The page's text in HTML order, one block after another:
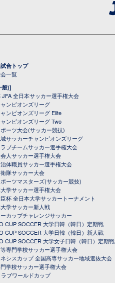
合トップ
一覧
般)]
JFA 全日本サッカー選手権大会
ンピオンズリーグ
ンピオンズリーグ Elite
ンピオンズリーグ Two
ーツ大会(サッカー競技)
サッカーチャンピオンズリーグ
ブチームサッカー選手権大会
人サッカー選手権大会
体職員サッカー選手権大会
隊サッカー大会
ーツマスターズ(サッカー競技)
学サッカー選手権大会
杯 全日本大学サッカートーナメント
学サッカー新人戦
カップチャレンジサッカー
CUP SOCCER 大学日韓（韓日）定期戦
CUP SOCCER 大学日韓（韓日）新人戦
CUP SOCCER 大学女子日韓（韓日）定期戦
専門学校サッカー選手権大会
シスカップ 全国高専サッカー地域選抜大会
学校サッカー選手権大会
ラブワールドカップ